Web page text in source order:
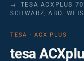
TESA ACXPLUS
SCHWARZ, ABD.
TESA · ACX PLUS
tesa